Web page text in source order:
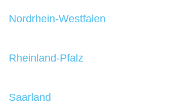
Nordrhein-Westfalen
Rheinland-Pfalz
Saarland